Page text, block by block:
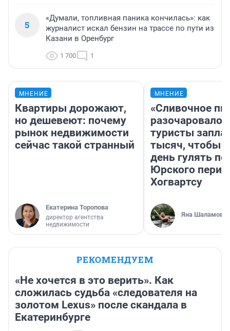
5
«Думали, топливная паника кончилась»: как
журналист искал бензин на трассе по пути из
Казани в Оренбург
1 700 1
МНЕНИЕ
Квартиры дорожают,
но дешевеют: почему
рынок недвижимости
сейчас такой странный
Екатерина Торопова
директор агентства
недвижимости
МНЕНИЕ
«Сливочное
разочаровало»:
туристы
тысяч, чтобы
день гулять по
Юрского
Хогвартсу
Яна Шаламова
РЕКОМЕНДУЕМ
«Не хочется в это верить». Как
сложилась судьба «следователя на
золотом Lexus» после скандала в
Екатеринбурге